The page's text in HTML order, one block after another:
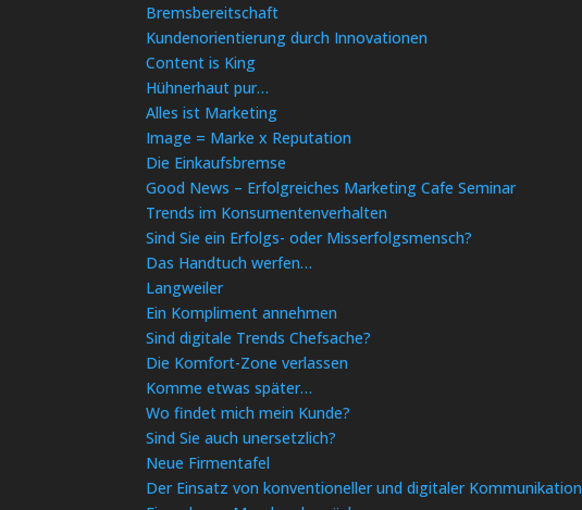
Bremsbereitschaft
Kundenorientierung durch Innovationen
Content is King
Hühnerhaut pur…
Alles ist Marketing
Image = Marke x Reputation
Die Einkaufsbremse
Good News – Erfolgreiches Marketing Cafe Seminar
Trends im Konsumentenverhalten
Sind Sie ein Erfolgs- oder Misserfolgsmensch?
Das Handtuch werfen…
Langweiler
Ein Kompliment annehmen
Sind digitale Trends Chefsache?
Die Komfort-Zone verlassen
Komme etwas später…
Wo findet mich mein Kunde?
Sind Sie auch unersetzlich?
Neue Firmentafel
Der Einsatz von konventioneller und digitaler Kommunikation